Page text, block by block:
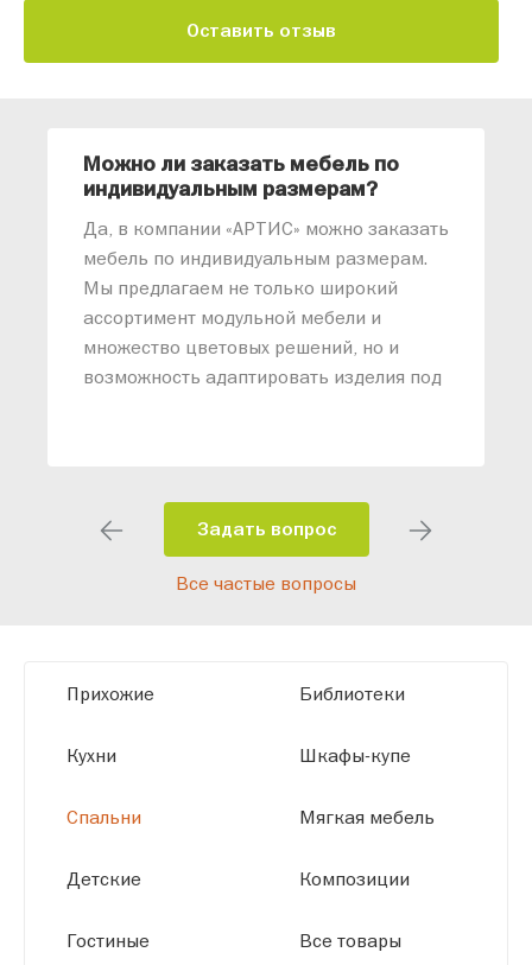
Оставить отзыв
Можно ли заказать мебель по
индивидуальным размерам?
Да, в компании «АРТИС» можно заказать
мебель по индивидуальным размерам.
Мы предлагаем не только широкий
ассортимент модульной мебели и
множество цветовых решений, но и
возможность адаптировать изделия под
помещения и личные пожелания.
Благодаря современному
высокотехнологичному оборудованию
размерам.
Задать вопрос
Все частые вопросы
Прихожие
Кухни
Спальни
Детские
Гостиные
Библиотеки
Шкафы-купе
Мягкая мебель
Композиции
Все товары